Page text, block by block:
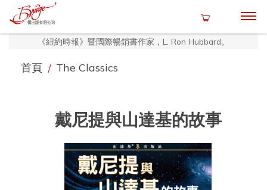
《紐約時報》暨國際暢銷書作家，L. Ron Hubbard。
首頁 / The Classics
戴尼提與山達基的故事